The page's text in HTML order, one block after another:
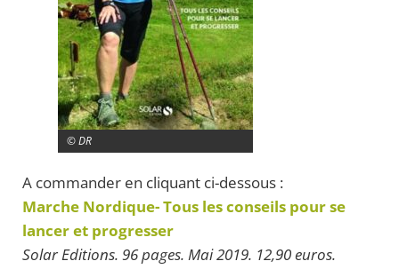
© DR
A commander en cliquant ci-dessous :
Marche Nordique- Tous les conseils pour se
lancer et progresser
Solar Editions. 96 pages. Mai 2019. 12,90 euros.